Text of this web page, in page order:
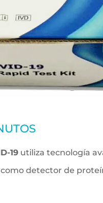
19 utiliza tecnología
detector de